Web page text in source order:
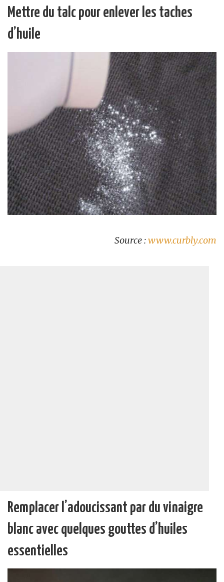
Mettre du talc pour enlever les taches
d’huile
Source :www.curbly.com
Remplacer l’adoucissant par du vinaigre
blanc avec quelques gouttes d’huiles
essentielles